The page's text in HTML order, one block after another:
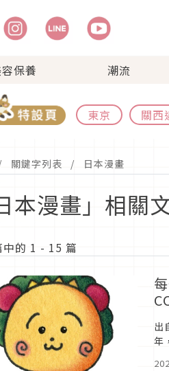
保養 潮流
東京 關西
關鍵字列表 日本漫畫
本漫畫」相關
中的 1 - 15 篇
出
年